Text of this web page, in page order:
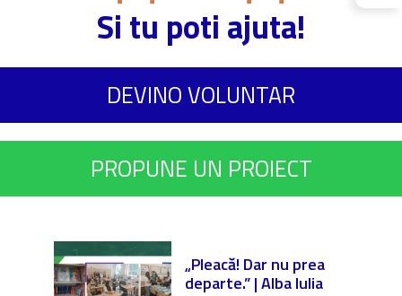
Si tu poti ajuta!
DEVINO VOLUNTAR
PROPUNE UN PROIECT
„Pleacă! Dar nu prea
departe.” | Alba Iulia